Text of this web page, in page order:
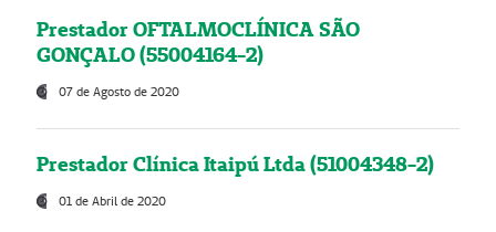
Prestador OFTALMOCLÍNICA SÃO
GONÇALO (55004164-2)
07 de Agosto de 2020
Prestador Clínica Itaipú Ltda (51004348-2)
01 de Abril de 2020